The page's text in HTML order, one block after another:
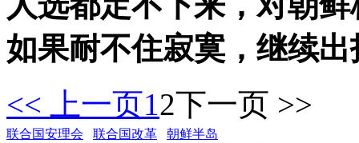
如果耐不住寂寞，继续
<< 上一页12下一页 >>
联合国安理会 联合国改革
朝鲜半岛